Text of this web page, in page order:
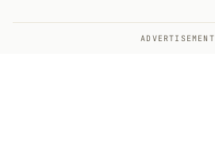
ADVERTISEMENT